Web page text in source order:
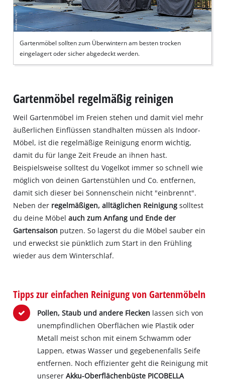
Gartenmöbel sollten zum Überwintern am besten trocken
eingelagert oder sicher abgedeckt werden.
Gartenmöbel regelmäßig reinigen
Weil Gartenmöbel im Freien stehen und damit viel mehr
äußerlichen Einflüssen standhalten müssen als Indoor-
Möbel, ist die regelmäßige Reinigung enorm wichtig,
damit du für lange Zeit Freude an ihnen hast.
Beispielsweise solltest du Vogelkot immer so schnell wie
möglich von deinen Gartenstühlen und Co. entfernen,
damit sich dieser bei Sonnenschein nicht "einbrennt".
Neben der regelmäßigen, alltäglichen Reinigung solltest
du deine Möbelauch zum Anfang und Ende der
Gartensaison putzen. So lagerst du die Möbel sauber ein
und erweckst sie pünktlich zum Start in den Frühling
wieder aus dem Winterschlaf.
Tipps zur einfachen Reinigung von Gartenmöbeln
Pollen, Staub und andere Flecken lassen sich von
unempfindlichen Oberflächen wie Plastik oder
Metall meist schon mit einem Schwamm oder
Lappen, etwas Wasser und gegebenenfalls Seife
entfernen. Noch effizienter geht die Reinigung mit
unserer Akku-Oberflächenbüste PICOBELLA